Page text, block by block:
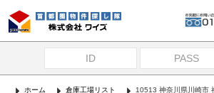
ホーム 倉庫工場リスト 10513 神奈川県川崎市